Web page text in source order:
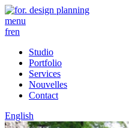
menu
fren
Studio
Portfolio
Services
Nouvelles
Contact
English